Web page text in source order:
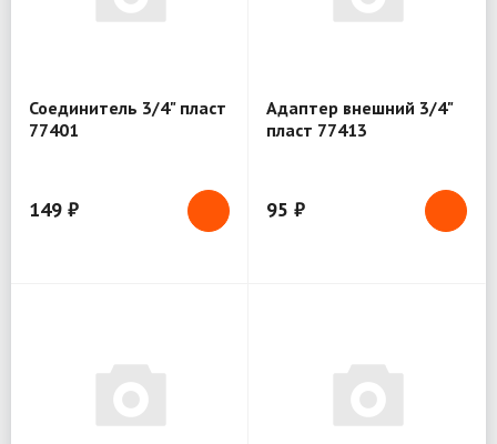
Соединитель 3/4" пласт
77401
149 ₽
Адаптер внешний 3/4"
пласт 77413
95 ₽